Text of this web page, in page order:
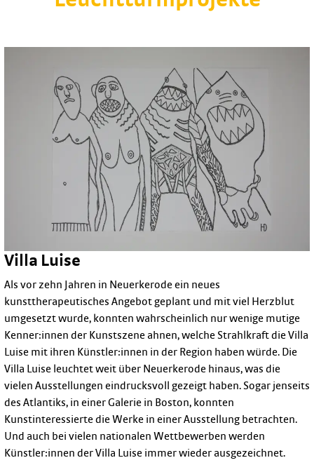
Villa Luise
Als vor zehn Jahren in Neuerkerode ein neues
kunsttherapeutisches Angebot geplant und mit viel Herzblut
umgesetzt wurde, konnten wahrscheinlich nur wenige mutige
Kenner:innen der Kunstszene ahnen, welche Strahlkraft die Villa
Luise mit ihren Künstler:innen in der Region haben würde. Die
Villa Luise leuchtet weit über Neuerkerode hinaus, was die
vielen Ausstellungen eindrucksvoll gezeigt haben. Sogar jenseits
des Atlantiks, in einer Galerie in Boston, konnten
Kunstinteressierte die Werke in einer Ausstellung betrachten.
Und auch bei vielen nationalen Wettbewerben werden
Künstler:innen der Villa Luise immer wieder ausgezeichnet.